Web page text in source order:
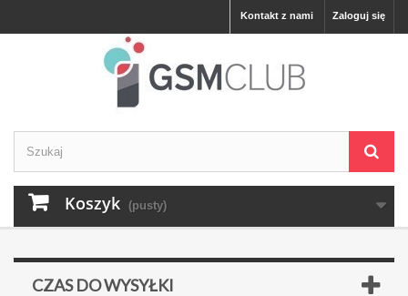
Zaloguj się
Kontakt z nami
Koszyk (pusty)
CZAS DO WYSYŁKI